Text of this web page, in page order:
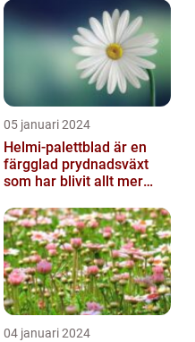
05 januari 2024
Helmi-palettblad är en
färgglad prydnadsväxt
som har blivit allt mer
trädgårdsentusias...
04 januari 2024